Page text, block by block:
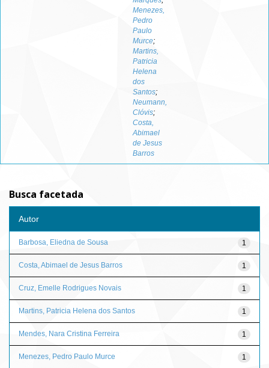
Menezes,
Pedro
Paulo
Murce;
Martins,
Patricia
Helena
dos
Santos;
Neumann,
Clóvis;
Costa,
Abimael
de Jesus
Barros
Busca facetada
Autor
1
Barbosa, Eliedna de Sousa
1
Costa, Abimael de Jesus Barros
1
Cruz, Emelle Rodrigues Novais
1
Martins, Patricia Helena dos Santos
1
Mendes, Nara Cristina Ferreira
1
Menezes, Pedro Paulo Murce